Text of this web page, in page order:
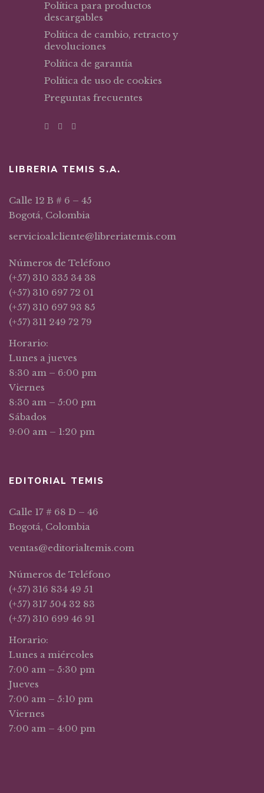
Política para productos
descargables
Política de cambio, retracto y
devoluciones
Política de garantía
Política de uso de cookies
Preguntas frecuentes
LIBRERIA TEMIS S.A.
Calle 12 B # 6 – 45
Bogotá, Colombia
servicioalcliente@libreriatemis.com
Números de Teléfono
(+57) 310 335 34 38
(+57) 310 697 72 01
(+57) 310 697 93 85
(+57) 311 249 72 79
Horario:
Lunes a jueves
8:30 am – 6:00 pm
Viernes
8:30 am – 5:00 pm
Sábados
9:00 am – 1:20 pm
EDITORIAL TEMIS
Calle 17 # 68 D – 46
Bogotá, Colombia
ventas@editorialtemis.com
Números de Teléfono
(+57) 316 834 49 51
(+57) 317 504 32 83
(+57) 310 699 46 91
Horario:
Lunes a miércoles
7:00 am – 5:30 pm
Jueves
7:00 am – 5:10 pm
Viernes
7:00 am – 4:00 pm